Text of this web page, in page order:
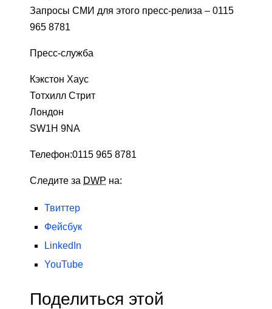
Запросы СМИ для этого пресс-релиза – 0115
965 8781
Пресс-служба
Кэкстон Хаус
Тотхилл Стрит
Лондон
SW1H 9NA
Телефон:0115 965 8781
Следите за DWP на:
Твиттер
Фейсбук
LinkedIn
YouTube
Поделиться этой